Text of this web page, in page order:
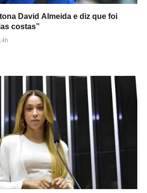
David Almeida e diz que foi
costas”